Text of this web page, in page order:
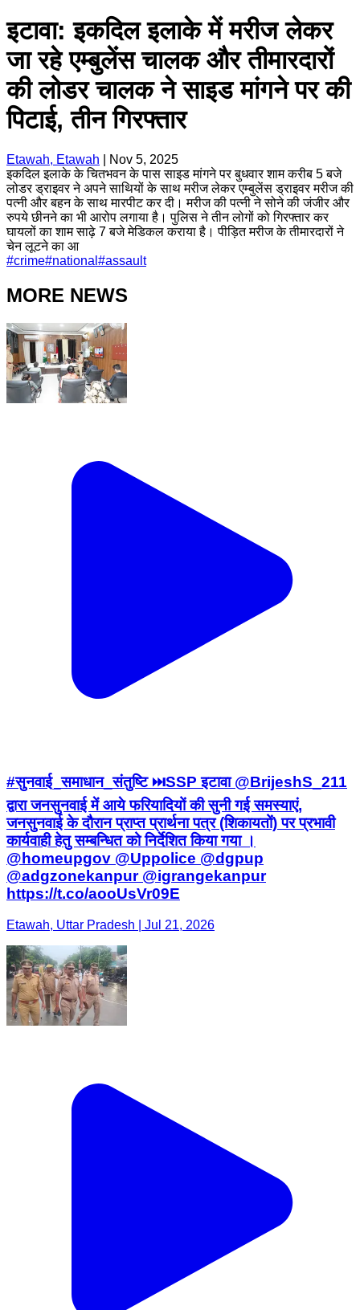
इटावा: इकदिल इलाके में मरीज लेकर
जा रहे एम्बुलेंस चालक और तीमारदारों
की लोडर चालक ने साइड मांगने पर की
पिटाई, तीन गिरफ्तार
Etawah, Etawah
Nov 5, 2025
इकदिल इलाके के चितभवन के पास साइड मांगने पर बुधवार शाम करीब 5 बजे
लोडर ड्राइवर ने अपने साथियों के साथ मरीज लेकर एम्बुलेंस ड्राइवर मरीज की
पत्नी और बहन के साथ मारपीट कर दी। मरीज की पत्नी ने सोने की जंजीर और
रुपये छीनने का भी आरोप लगाया है। पुलिस ने तीन लोगों को गिरफ्तार कर
घायलों का शाम साढ़े 7 बजे मेडिकल कराया है। पीड़ित मरीज के तीमारदारों ने
चेन लूटने का आ
#crime#national #assault
MORE NEWS
#सुनवाई_समाधान_संतुष्टि ⏭️SSP इटावा @BrijeshS_211
द्वारा जनसुनवाई में आये फरियादियों की सुनी गई समस्याएं,
जनसुनवाई के दौरान प्राप्त प्रार्थना पत्र (शिकायतों) पर प्रभावी
कार्यवाही हेतु सम्बन्धित को निर्देशित किया गया ।
@homeupgov @Uppolice @dgpup
@adgzonekanpur @igrangekanpur
https://t.co/aooUsVr09E
Etawah, Uttar Pradesh | Jul 21, 2026